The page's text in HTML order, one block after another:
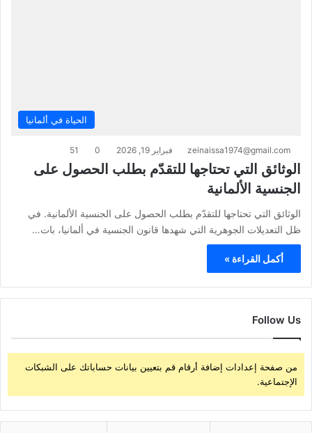
الحياة في ألمانيا
zeinaissa1974@gmail.com فبراير 19, 2026 0
51
الوثائق التي تحتاجها للتقدّم بطلب الحصول على
الجنسية الألمانية
الوثائق التي تحتاجها للتقدّم بطلب الحصول على الجنسية الألمانية. في
ظل التعديلات الجوهرية التي شهدها قانون الجنسية في ألمانيا، بات…
أكمل القراءة »
Follow Us
من صفحة إعدادات إضافة أرقام قم بتعيين بيانات حساباتك على الشبكات
الإجتماعية.